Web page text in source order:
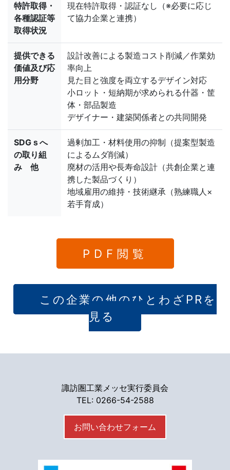
特許取得・
各種認証等
取得状況
現在特許取得・認証なし（※必要に応じ
て協力企業と連携）
提供できる
価値及び応
用分野
設計改善による製造コスト削減／作業効
率向上
見た目と強度を両立するデザイン対応
小ロット・短納期が求められる什器・筐
体・部品製造
デザイナー・建築関係者との共同開発
SDGｓへ
の取り組
み 他
過剰加工・材料使用の抑制（提案型製造
によるムダ削減）
廃材の活用や長寿命設計（共創企業と連
携した製品づくり）
地域雇用の維持・技術継承（熟練職人×
若手育成）
PDF閲覧
この企業の他のひとわざPRを
見る
諏訪圏工業メッセ実行委員会
TEL: 0266-54-2588
お問い合わせフォーム